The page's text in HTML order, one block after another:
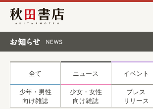
秋田書店
全て ニュース イベント
少年・男性
向け雑誌
少女・女性
向け雑誌
プレス
リリース